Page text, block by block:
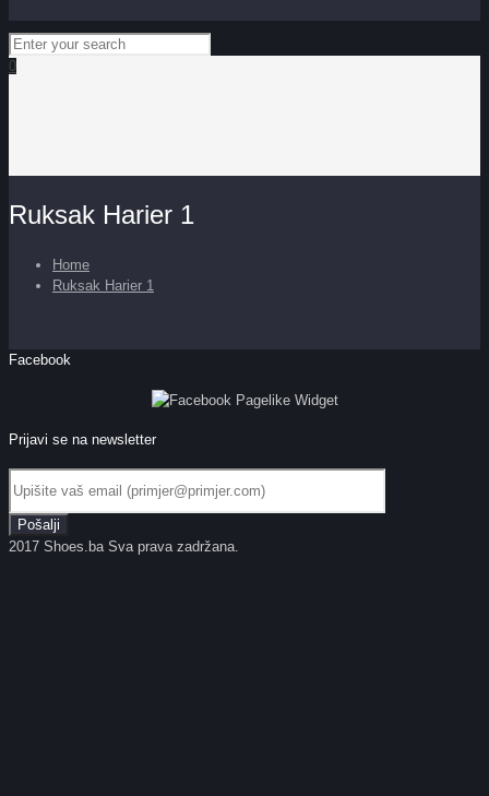
0
Ruksak Harier 1
Home
Ruksak Harier 1
Facebook
Prijavi se na newsletter
2017 Shoes.ba Sva prava zadržana.